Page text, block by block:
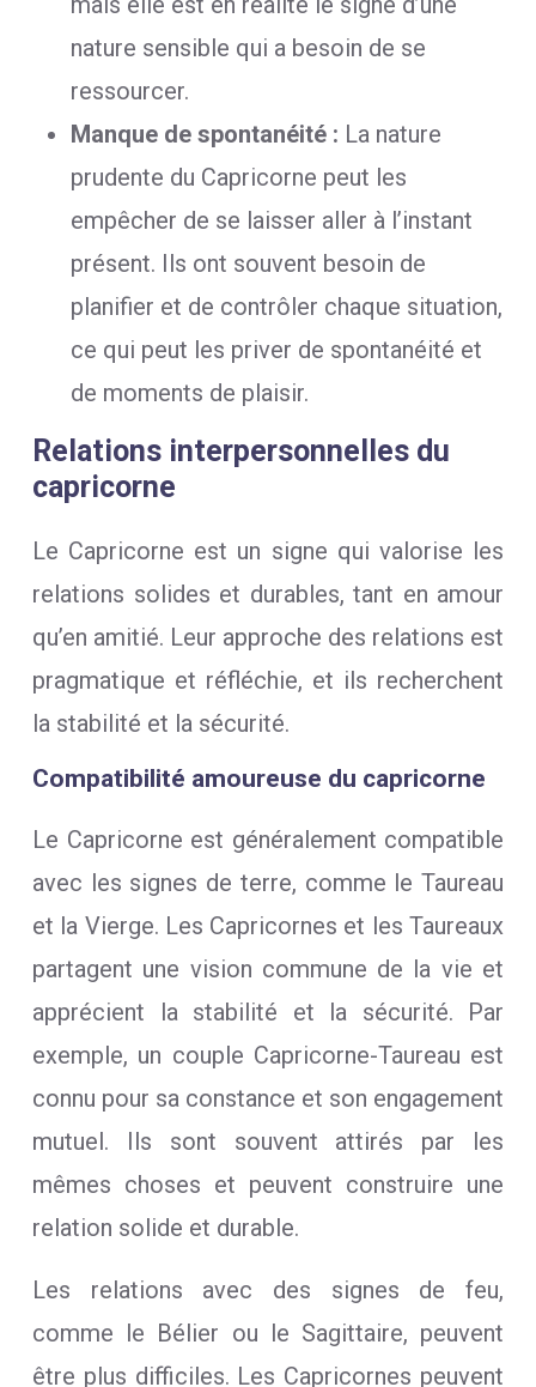
nature sensible qui a besoin de se
ressourcer.
Manque de spontanéité : La nature
prudente du Capricorne peut les
empêcher de se laisser aller à l’instant
présent. Ils ont souvent besoin de
planifier et de contrôler chaque situation,
ce qui peut les priver de spontanéité et
de moments de plaisir.
Relations interpersonnelles du
capricorne
Le Capricorne est un signe qui valorise les
relations solides et durables, tant en amour
qu’en amitié. Leur approche des relations est
pragmatique et réfléchie, et ils recherchent
la stabilité et la sécurité.
Compatibilité amoureuse du capricorne
Le Capricorne est généralement compatible
avec les signes de terre, comme le Taureau
et la Vierge. Les Capricornes et les Taureaux
partagent une vision commune de la vie et
apprécient la stabilité et la sécurité. Par
exemple, un couple Capricorne-Taureau est
connu pour sa constance et son engagement
mutuel. Ils sont souvent attirés par les
mêmes choses et peuvent construire une
relation solide et durable.
Les relations avec des signes de feu,
comme le Bélier ou le Sagittaire, peuvent
être plus difficiles. Les Capricornes peuvent